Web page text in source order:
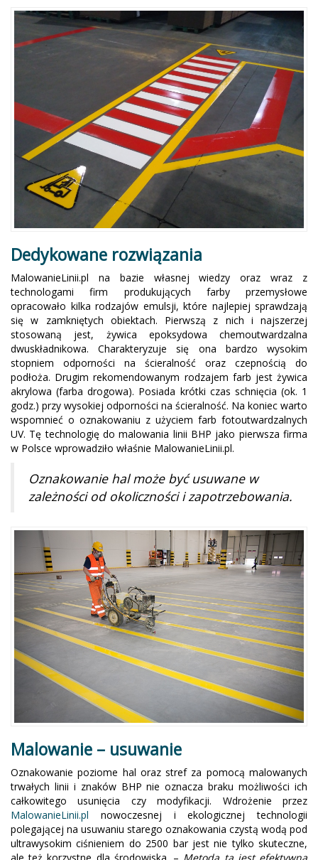
Dedykowane rozwiązania
MalowanieLinii.pl na bazie własnej wiedzy oraz wraz z
technologami firm produkujących farby przemysłowe
opracowało kilka rodzajów emulsji, które najlepiej sprawdzają
się w zamkniętych obiektach. Pierwszą z nich i najszerzej
stosowaną jest, żywica epoksydowa chemoutwardzalna
dwuskładnikowa. Charakteryzuje się ona bardzo wysokim
stopniem odporności na ścieralność oraz czepnością do
podłoża. Drugim rekomendowanym rodzajem farb jest żywica
akrylowa (farba drogowa). Posiada krótki czas schnięcia (ok. 1
godz.) przy wysokiej odporności na ścieralność. Na koniec warto
wspomnieć o oznakowaniu z użyciem farb fotoutwardzalnych
UV. Tę technologię do malowania linii BHP jako pierwsza firma
w Polsce wprowadziło właśnie MalowanieLinii.pl.
Oznakowanie hal może być usuwane w
zależności od okoliczności i zapotrzebowania.
Malowanie – usuwanie
Oznakowanie poziome hal oraz stref za pomocą malowanych
trwałych linii i znaków BHP nie oznacza braku możliwości ich
całkowitego usunięcia czy modyfikacji. Wdrożenie przez
MalowanieLinii.pl nowoczesnej i ekologicznej technologii
polegającej na usuwaniu starego oznakowania czystą wodą pod
ultrawysokim ciśnieniem do 2500 bar jest nie tylko skuteczne,